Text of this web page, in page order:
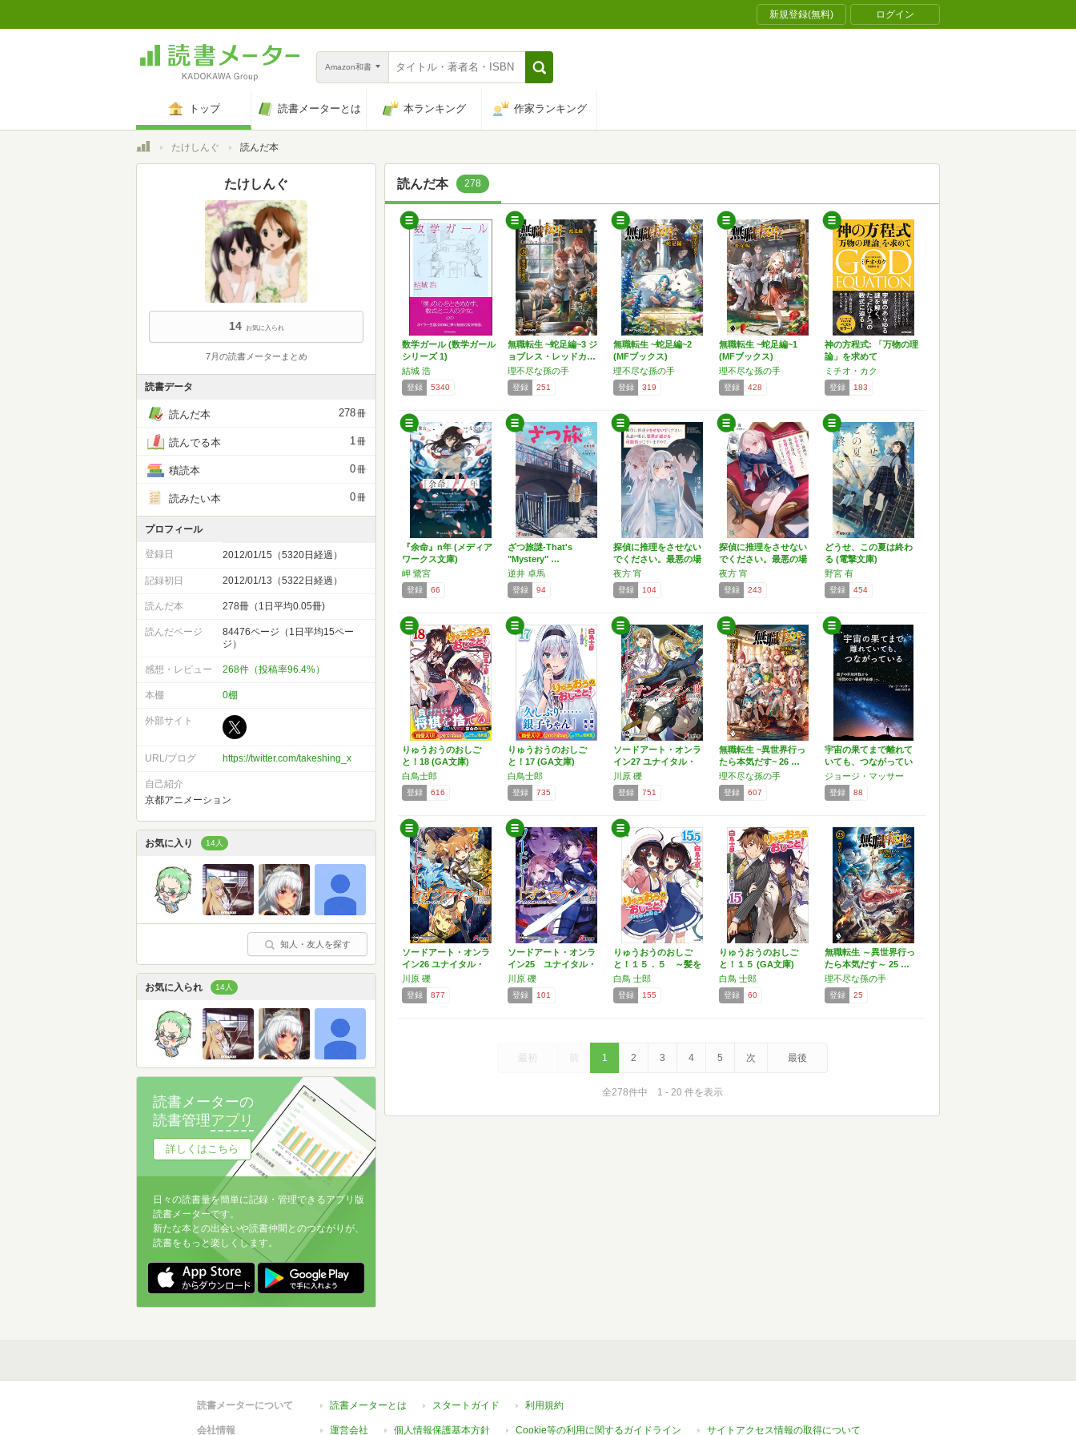
新規登録(無料) ログイン
Amazon和書
トップ 読書メーターとは 本ランキング 作家ランキング
トップたけしんぐ 読んだ本
読んだ本 278
数学ガール (数学ガール
シリーズ 1)
結城 浩
登録 5340
無職転生 ~蛇足編~3 ジ
ョブレス・レッドカ…
理不尽な孫の手
登録 251
無職転生 ~蛇足編~2
(MFブックス)
理不尽な孫の手
登録 319
無職転生 ~蛇足編~1
(MFブックス)
理不尽な孫の手
登録 428
神の方程式: 「万物の理
論」を求めて
ミチオ・カク
登録 183
『余命』n年 (メディア
ワークス文庫)
岬 鷺宮
登録 66
ざつ旅謎-That's
"Mystery" …
逆井 卓馬
登録 94
探偵に推理をさせない
でください。最悪の場
合、…
夜方 宵
登録 104
探偵に推理をさせない
でください。最悪の場
合、…
夜方 宵
登録 243
どうせ、この夏は終わ
る (電撃文庫)
野宮 有
登録 454
りゅうおうのおしご
と！18 (GA文庫)
白鳥士郎
登録 616
りゅうおうのおしご
と！17 (GA文庫)
白鳥士郎
登録 735
ソードアート・オンラ
イン27 ユナイタル・
リ…
川原 礫
登録 751
無職転生 ~異世界行っ
たら本気だす~ 26 …
理不尽な孫の手
登録 607
宇宙の果てまで離れて
いても、つながってい
る:…
ジョージ・マッサー
登録 88
ソードアート・オンラ
イン26 ユナイタル・
リ…
川原 礫
登録 877
ソードアート・オンラ
イン25 ユナイタル・
リ…
川原 礫
登録 101
りゅうおうのおしご
と！１５．５ ～髪を
切った…
白鳥 士郎
登録 155
りゅうおうのおしご
と！１５ (GA文庫)
白鳥 士郎
登録 60
無職転生 ～異世界行っ
たら本気だす～ 25 …
理不尽な孫の手
登録 25
最初 前 1 2 3 4 5 次 最後
全278件中 1 - 20 件を表示
たけしんぐ
14 お気に入られ
7月の読書メーターまとめ
読書データ
読んだ本 278冊
読んでる本 1冊
積読本 0冊
読みたい本 0冊
プロフィール
登録日 2012/01/15（5320日経過）
記録初日 2012/01/13（5322日経過）
読んだ本 278冊（1日平均0.05冊)
読んだページ
84476ページ（1日平均15ペー
ジ）
感想・レビュー 268件（投稿率96.4%）
本棚 0棚
外部サイト
URL/ブログ https://twitter.com/takeshing_x
自己紹介
京都アニメーション
お気に入り 14人
知人・友人を探す
お気に入られ 14人
読書メーターの
読書管理アプリ
詳しくはこちら
日々の読書量を簡単に記録・管理できるアプリ版
読書メーターです。
新たな本との出会いや読書仲間とのつながりが、
読書をもっと楽しくします。
読書メーターについて 読書メーターとは スタートガイド 利用規約
会社情報 運営会社 個人情報保護基本方針 Cookie等の利用に関するガイドライン サイトアクセス情報の取得について